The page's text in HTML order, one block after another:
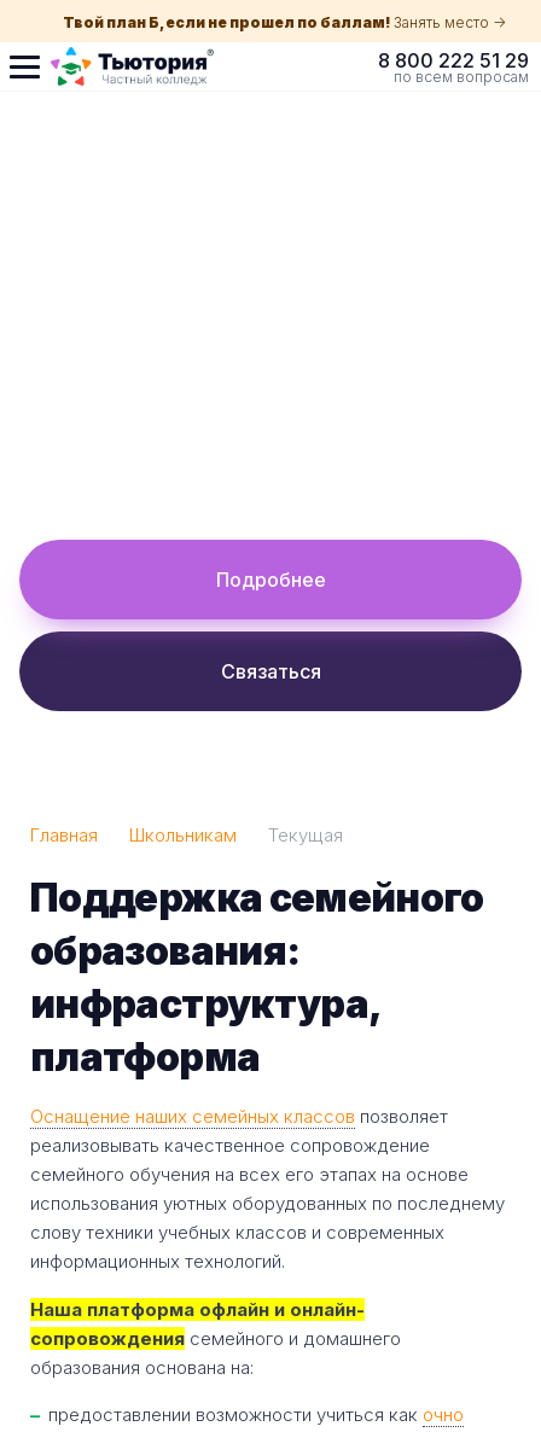
Твой план Б, если не прошел по баллам! Занять место ->
8 800 222 51 29
по всем вопросам
Подробнее
Связаться
Главная Школьникам Текущая
Поддержка семейного
образования:
инфраструктура,
платформа
Оснащение наших семейных классов позволяет
реализовывать качественное сопровождение
семейного обучения на всех его этапах на основе
использования уютных оборудованных по последнему
слову техники учебных классов и современных
информационных технологий.
Наша платформа офлайн и онлайн-
сопровождения семейного и домашнего
образования основана на:
предоставлении возможности учиться как очно